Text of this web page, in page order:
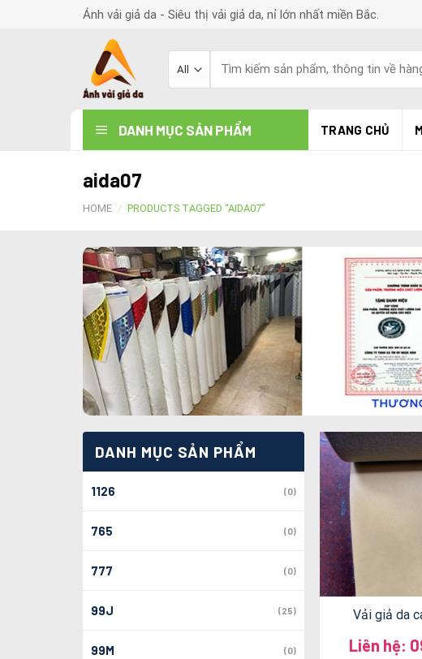
Ánh vải giả da - Siêu thị vải giả da, nỉ lớn nhất miền Bắc.
for:
DANH MỤC SẢN PHẨM TRANG CHỦ
aida07
HOME / PRODUCTS TAGGED “AIDA07”
DANH MỤC SẢN PHẨM
1126 (0)
765 (0)
777 (0)
99J (25)
99M (0)
Vải giả da
Liên hệ: